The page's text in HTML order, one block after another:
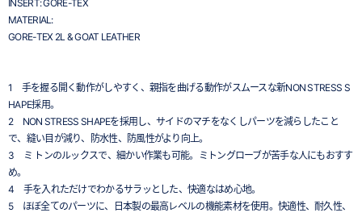
INSERT: GORE-TEX
MATERIAL:
GORE-TEX 2L & GOAT LEATHER
1 手を握る開く動作がしやすく、親指を曲げる動作がスムースな新NON STRESS S
HAPE採用。
2 NON STRESS SHAPEを採用し、サイドのマチをなくしパーツを減らしたこと
で、縫い目が減り、防水性、防風性がより向上。
3 ミ トンのルックスで、細かい作業も可能。ミトングローブが苦手な人にもおすす
め。
4 手を入れただけでわかるサラッとした、快適なはめ心地。
5 ほぼ全てのパーツに、日本製の最高レベルの機能素材を使用。快適性、耐久性、